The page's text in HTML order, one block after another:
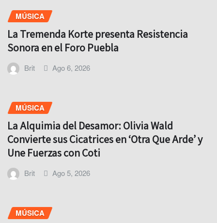
MÚSICA
La Tremenda Korte presenta Resistencia
Sonora en el Foro Puebla
Brit Ago 6, 2026
MÚSICA
La Alquimia del Desamor: Olivia Wald
Convierte sus Cicatrices en ‘Otra Que Arde’ y
Une Fuerzas con Coti
Brit Ago 5, 2026
MÚSICA